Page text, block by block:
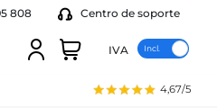
808 Centro de soporte
IVA
4,67/5